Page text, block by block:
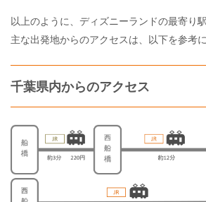
以上のように、ディズニーランドの最寄り
主な出発地からのアクセスは、以下を参考
千葉県内からのアクセス